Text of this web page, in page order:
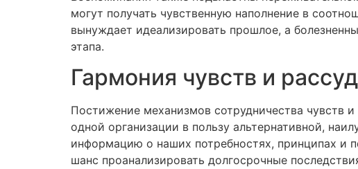
могут получать чувственную наполнение в
вынуждает идеализировать прошлое, а
этапа.
Гармония чувств и
Постижение механизмов сотрудничества чувств
одной организации в пользу альтернативной,
информацию о наших потребностях, принципах и
шанс проанализировать долгосрочные